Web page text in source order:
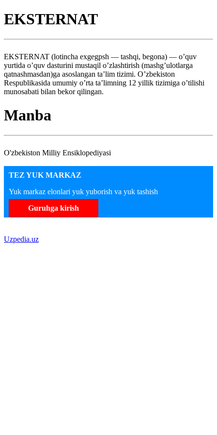
EKSTERNAT
EKSTERNAT (lotincha exgegpsh — tashqi, begona) — o’quv
yurtida o’quv dasturini mustaqil o’zlashtirish (mashg’ulotlarga
qatnashmasdan)ga asoslangan ta’lim tizimi. O’zbekiston
Respublikasida umumiy o’rta ta’limning 12 yillik tizimiga o’tilishi
munosabati bilan bekor qilingan.
Manba
O'zbekiston Milliy Ensiklopediyasi
TEZ YUK MARKAZ
Yuk markaz elonlari yuk yuborish va yuk tashish
Guruhga kirish
Uzpedia.uz